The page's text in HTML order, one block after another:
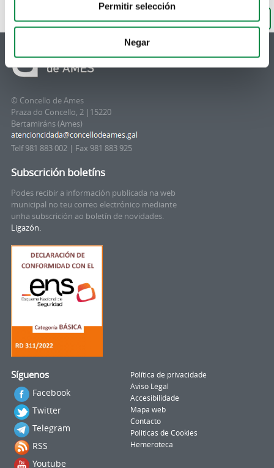
Permitir selección
Negar
De volta ao buscador
© Concello de Ames
Praza do Concello, 2 |15220
Bertamiráns (Ames)
Telf 981 883 002 | Fax 981 883 925
Subscrición boletíns
Podes recibir a información publicada na web
municipal no teu correo electrónico mediante
unha subscrición ao boletín de novidades.
Ligazón.
Síguenos
Facebook
Twitter
Telegram
RSS
Youtube
Política de privacidade
Aviso Legal
Accesibilidade
Mapa web
Contacto
Politicas de Cookies
Hemeroteca